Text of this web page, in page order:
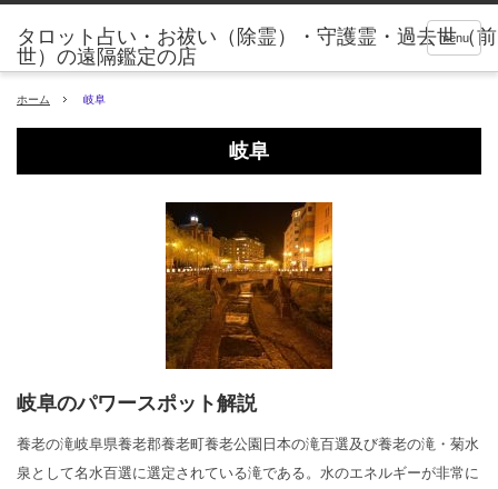
menu
タロット占い・お祓い（除霊）・守護霊・過去世（前
世）の遠隔鑑定の店
ホーム 岐阜
岐阜
岐阜のパワースポット解説
養老の滝岐阜県養老郡養老町養老公園日本の滝百選及び養老の滝・菊水
泉として名水百選に選定されている滝である。水のエネルギーが非常に